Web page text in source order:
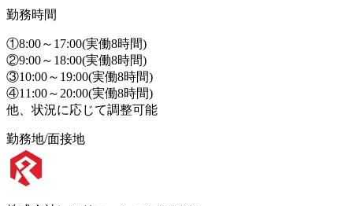
勤務時間
①8:00～17:00(実働8時間)
②9:00～18:00(実働8時間)
③10:00～19:00(実働8時間)
④11:00～20:00(実働8時間)
他、状況に応じて調整可能
勤務地/面接地